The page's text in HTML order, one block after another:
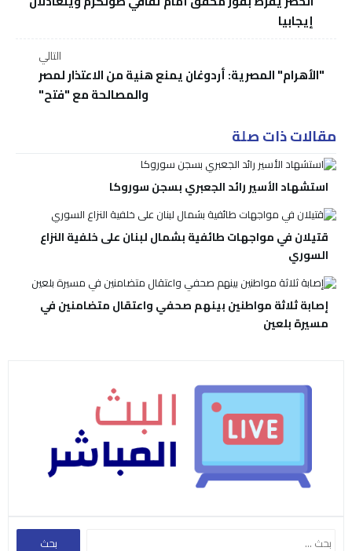
إيجابيا
التالي
"الأهرام" المصرية: أردوغان يمنع هنية من الاعتذار لمصر
والمصالحة مع "فتح"
مقالات ذات صلة
استشهاد الأسير رائد الجعبري بسجن سوروكا
قتيلان في مواجهات طائفية بشمال لبنان على خلفية النزاع
السوري
إصابة ثلاثة مواطنين بينهم صحفي واعتقال متضامنين في
مسيرة بلعين